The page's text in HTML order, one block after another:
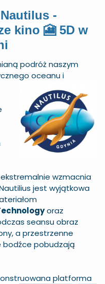
-
kino 🎦 5D w
podróż naszym
oceanu i
wzmacnia
jest wyjątkowa
oraz
seansu obraz
a przestrzenne
bodźce pobudzają
platforma